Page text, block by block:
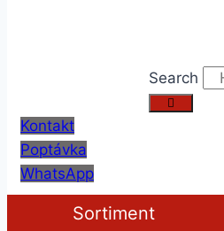
Search
Kontakt
Poptávka
WhatsApp
Sortiment